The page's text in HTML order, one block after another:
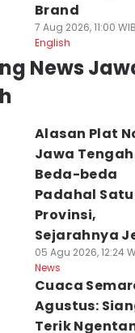
Brand
7 Aug 2026, 11:00 WIB
English
News
Alasan Plat
Jawa Tengah
Beda-beda
Padahal Satu
Provinsi,
Sejarahnya
05 Agu 2026, 12:24
News
Cuaca
Agustus:
Terik